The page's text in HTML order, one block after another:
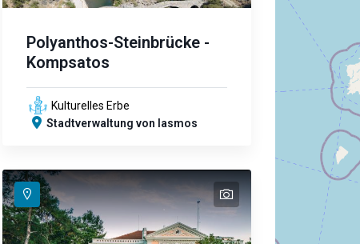
Polyanthos-Steinbrücke -
Kompsatos
Kulturelles Erbe
Stadtverwaltung von Iasmos
text